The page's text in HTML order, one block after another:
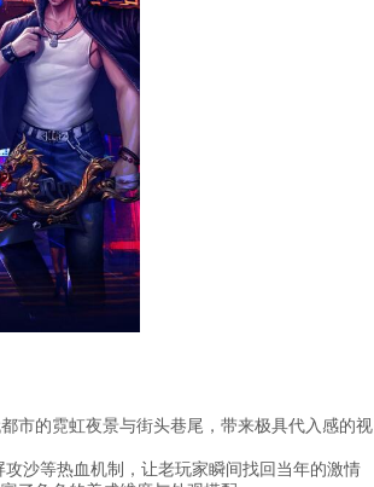
市的霓虹夜景与街头巷尾，带来极具代入感的视
沙等热血机制，让老玩家瞬间找回当年的激情